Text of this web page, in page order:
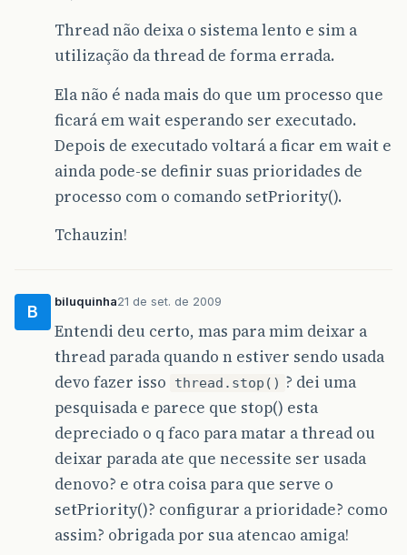
{
text_1
)
int
value
double
{
//
try
{
}
catch
Thread não deixa o sistema lento e sim a
utilização da thread de forma errada.
Ela não é nada mais do que um processo que
ficará em wait esperando ser executado.
Depois de executado voltará a ficar em wait e
ainda pode-se definir suas prioridades de
processo com o comando setPriority().
Tchauzin!
B
biluquinha21 de set. de 2009
Entendi deu certo, mas para mim deixar a
thread parada quando n estiver sendo usada
devo fazer isso
thread.stop() ? dei uma
pesquisada e parece que stop() esta
depreciado o q faco para matar a thread ou
deixar parada ate que necessite ser usada
denovo? e otra coisa para que serve o
setPriority()? configurar a prioridade? como
assim? obrigada por sua atencao amiga!